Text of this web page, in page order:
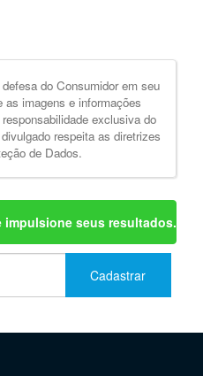
do Consumidor em seu
as imagens e informações
exclusiva do
respeita as diretrizes
de Dados.
seus resultados.
Cadastrar